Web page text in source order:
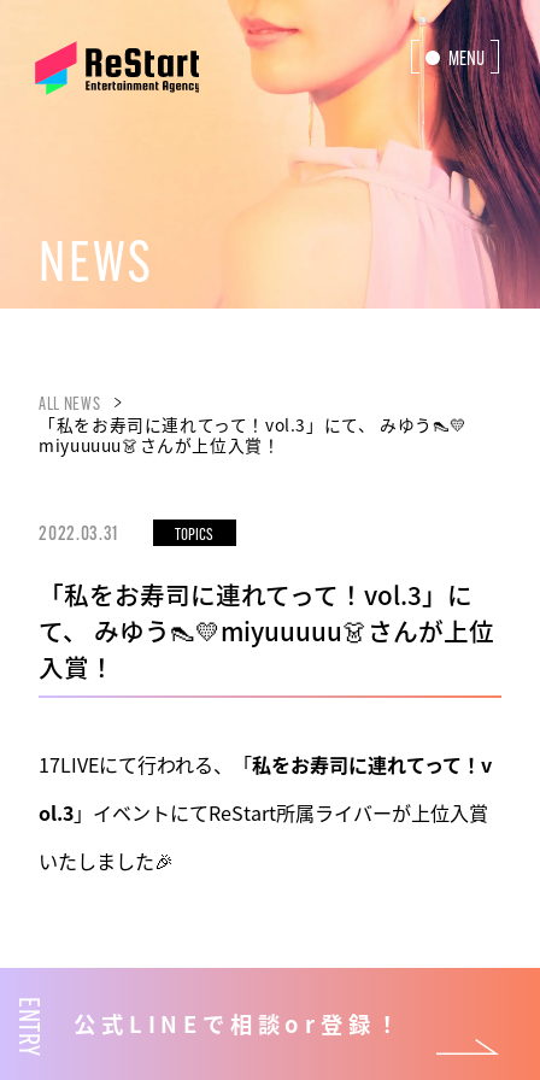
MENU
CLOSE
NEWS
ALL NEWS
「私をお寿司に連れてって！vol.3」にて、 みゆう👠💛
miyuuuuu👗さんが上位入賞！
2022.03.31 TOPICS
「私をお寿司に連れてって！vol.3」に
て、 みゆう👠💛miyuuuuu👗さんが上位
入賞！
17LIVEにて行われる、「私をお寿司に連れてって！v
ol.3」イベントにてReStart所属ライバーが上位入賞
いたしました🎉
ENTRY 公式LINEで相談or登録！